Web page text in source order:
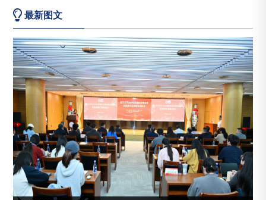
最新图文